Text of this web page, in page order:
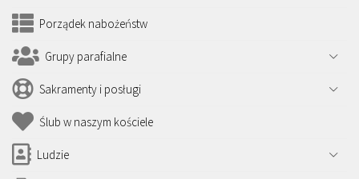
Porządek nabożeństw
Grupy parafialne
Sakramenty i posługi
Ślub w naszym kościele
Ludzie